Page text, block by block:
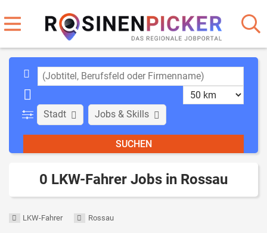
Stadt Jobs & Skills
0 LKW-Fahrer Jobs in Rossau
LKW-Fahrer Rossau